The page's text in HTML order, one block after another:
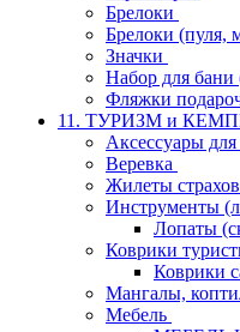
Брелоки
Брелоки (пуля,
Значки
Набор для
Фляжки
11. ТУРИЗМ и
Аксессуары для
Веревка
Жилеты
Инструменты
Лопаты
Коврики
Коврики
Мангалы,
Мебель